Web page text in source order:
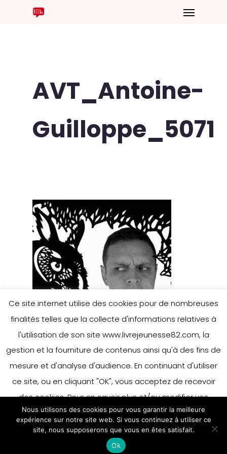
AVT_Antoine-
Guilloppe_5071
Ce site internet utilise des cookies pour de nombreuses
finalités telles que la collecte d'informations relatives à
l'utilisation de son site www.livrejeunesse82.com, la
gestion et la fourniture de contenus ainsi qu'à des fins de
mesure et d'analyse d'audience. En continuant d'utiliser
ce site, ou en cliquant "OK", vous acceptez de recevoir
des cookies. Pour en savoir plus et/ou modifier vos
préférences en matière de cookies, merci de vous référer
à notre politique sur les cookies.
Accepter
En savoir plus
Nous utilisons des cookies pour vous garantir la meilleure
expérience sur notre site web. Si vous continuez à utiliser ce
site, nous supposerons que vous en êtes satisfait.
Ok